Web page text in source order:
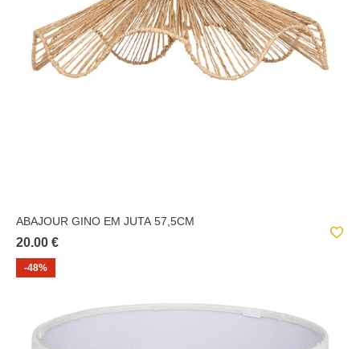
ABAJOUR GINO EM JUTA 57,5CM
20.00 €
-48%